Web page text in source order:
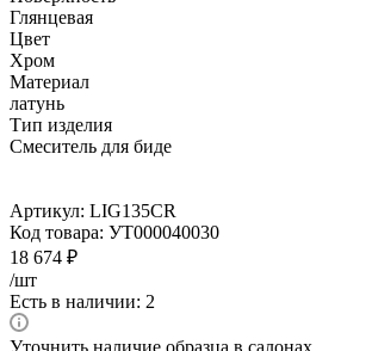
Глянцевая
Цвет
Хром
Материал
латунь
Тип изделия
Смеситель для биде
Артикул: LIG135CR
Код товара: УТ000040030
18 674 ₽
/шт
Есть в наличии: 2
Уточнить наличие образца в салонах